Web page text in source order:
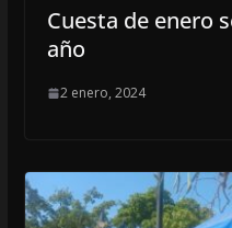
Cuesta de enero
año
2 enero, 2024